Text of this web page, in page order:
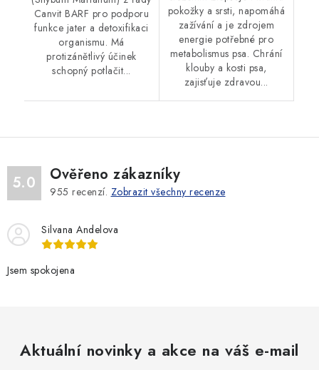
Canvit BARF pro podporu
funkce jater a detoxifikaci
organismu. Má
protizánětlivý účinek
schopný potlačit...
pokožky a srsti, napomáhá
zažívání a je zdrojem
energie potřebné pro
metabolismus psa. Chrání
klouby a kosti psa,
zajisťuje zdravou...
5.0 Ověřeno zákazníky
955 recenzí. Zobrazit všechny recenze
Silvana Andelova
Jsem spokojena
Aktuální novinky a akce na váš e-mail